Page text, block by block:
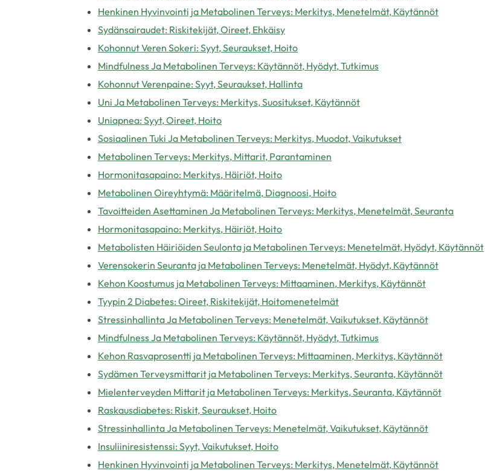
Henkinen Hyvinvointi ja Metabolinen Terveys: Merkitys, Menetelmät, Käytännöt
Sydänsairaudet: Riskitekijät, Oireet, Ehkäisy
Kohonnut Veren Sokeri: Syyt, Seuraukset, Hoito
Mindfulness Ja Metabolinen Terveys: Käytännöt, Hyödyt, Tutkimus
Kohonnut Verenpaine: Syyt, Seuraukset, Hallinta
Uni Ja Metabolinen Terveys: Merkitys, Suositukset, Käytännöt
Uniapnea: Syyt, Oireet, Hoito
Sosiaalinen Tuki Ja Metabolinen Terveys: Merkitys, Muodot, Vaikutukset
Metabolinen Terveys: Merkitys, Mittarit, Parantaminen
Hormonitasapaino: Merkitys, Häiriöt, Hoito
Metabolinen Oireyhtymä: Määritelmä, Diagnoosi, Hoito
Tavoitteiden Asettaminen Ja Metabolinen Terveys: Merkitys, Menetelmät, Seuranta
Hormonitasapaino: Merkitys, Häiriöt, Hoito
Metabolisten Häiriöiden Seulonta ja Metabolinen Terveys: Menetelmät, Hyödyt, Käytännöt
Verensokerin Seuranta ja Metabolinen Terveys: Menetelmät, Hyödyt, Käytännöt
Kehon Koostumus ja Metabolinen Terveys: Mittaaminen, Merkitys, Käytännöt
Tyypin 2 Diabetes: Oireet, Riskitekijät, Hoitomenetelmät
Stressinhallinta Ja Metabolinen Terveys: Menetelmät, Vaikutukset, Käytännöt
Mindfulness Ja Metabolinen Terveys: Käytännöt, Hyödyt, Tutkimus
Kehon Rasvaprosentti ja Metabolinen Terveys: Mittaaminen, Merkitys, Käytännöt
Sydämen Terveysmittarit ja Metabolinen Terveys: Merkitys, Seuranta, Käytännöt
Mielenterveyden Mittarit ja Metabolinen Terveys: Merkitys, Seuranta, Käytännöt
Raskausdiabetes: Riskit, Seuraukset, Hoito
Stressinhallinta Ja Metabolinen Terveys: Menetelmät, Vaikutukset, Käytännöt
Insuliiniresistenssi: Syyt, Vaikutukset, Hoito
Henkinen Hyvinvointi ja Metabolinen Terveys: Merkitys, Menetelmät, Käytännöt